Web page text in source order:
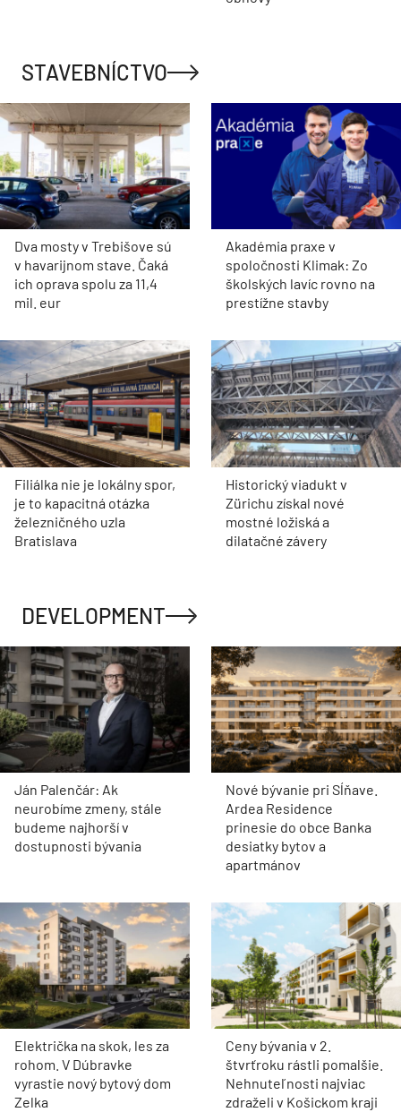
STAVEBNÍCTVO
Dva mosty v Trebišove sú
v havarijnom stave. Čaká
ich oprava spolu za 11,4
mil. eur
Akadémia praxe v
spoločnosti Klimak: Zo
školských lavíc rovno na
prestížne stavby
Filiálka nie je lokálny spor,
je to kapacitná otázka
železničného uzla
Bratislava
Historický viadukt v
Zürichu získal nové
mostné ložiská a
dilatačné závery
DEVELOPMENT
Ján Palenčár: Ak
neurobíme zmeny, stále
budeme najhorší v
dostupnosti bývania
Nové bývanie pri Sĺňave.
Ardea Residence
prinesie do obce Banka
desiatky bytov a
apartmánov
Električka na skok, les za
rohom. V Dúbravke
vyrastie nový bytový dom
Zelka
Ceny bývania v 2.
štvrťroku rástli pomalšie.
Nehnuteľnosti najviac
zdraželi v Košickom kraji